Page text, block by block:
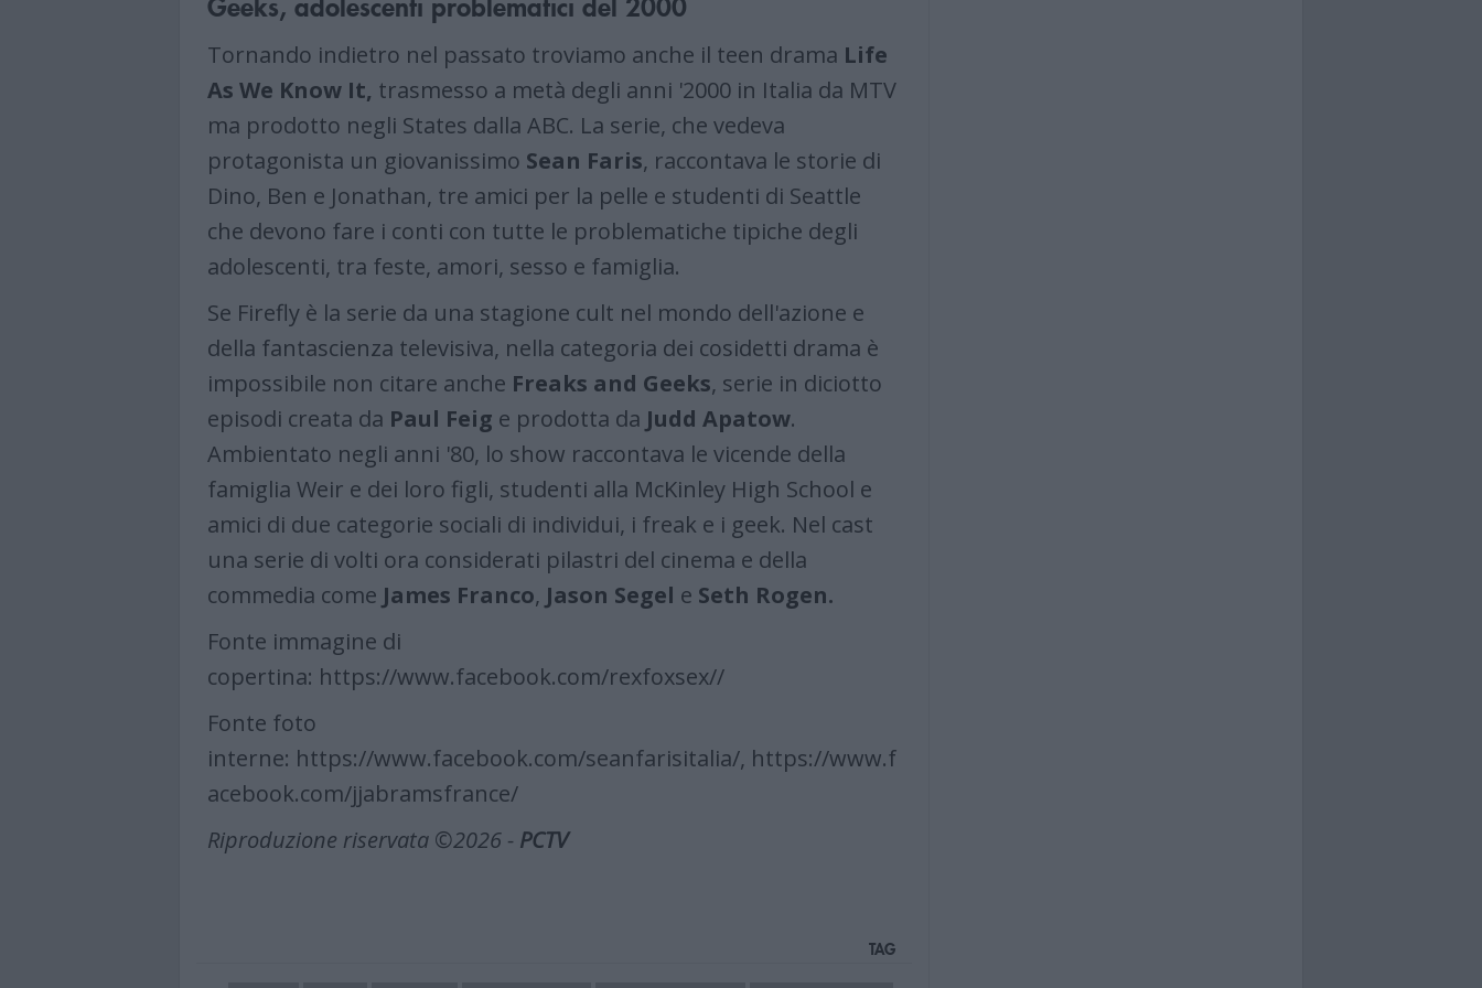
Tornando indietro nel passato troviamo anche il teen drama Life
As We Know It, trasmesso a metà degli anni '2000 in Italia da MTV
ma prodotto negli States dalla ABC. La serie, che vedeva
protagonista un giovanissimo Sean Faris, raccontava le storie di
Dino, Ben e Jonathan, tre amici per la pelle e studenti di Seattle
che devono fare i conti con tutte le problematiche tipiche degli
adolescenti, tra feste, amori, sesso e famiglia.
Se Firefly è la serie da una stagione cult nel mondo dell'azione e
della fantascienza televisiva, nella categoria dei cosidetti drama è
impossibile non citare anche Freaks and Geeks, serie in diciotto
episodi creata da Paul Feig e prodotta da Judd Apatow.
Ambientato negli anni '80, lo show raccontava le vicende della
famiglia Weir e dei loro figli, studenti alla McKinley High School e
amici di due categorie sociali di individui, i freak e i geek. Nel cast
una serie di volti ora considerati pilastri del cinema e della
commedia come James Franco, Jason Segel e Seth Rogen.
Fonte immagine di
copertina: https://www.facebook.com/rexfoxsex//
Fonte foto
interne: https://www.facebook.com/seanfarisitalia/, https://www.f
acebook.com/jjabramsfrance/
Riproduzione riservata ©2026 - PCTV
TAG